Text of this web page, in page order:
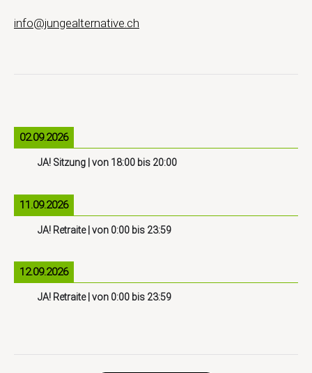
info@jungealternative.ch
02.09.2026
JA! Sitzung | von 18:00 bis 20:00
11.09.2026
JA! Retraite| von 0:00 bis 23:59
12.09.2026
JA! Retraite| von 0:00 bis 23:59